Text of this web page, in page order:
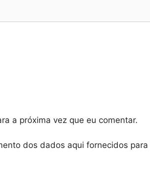
a próxima vez que eu comentar.
dos dados aqui fornecidos